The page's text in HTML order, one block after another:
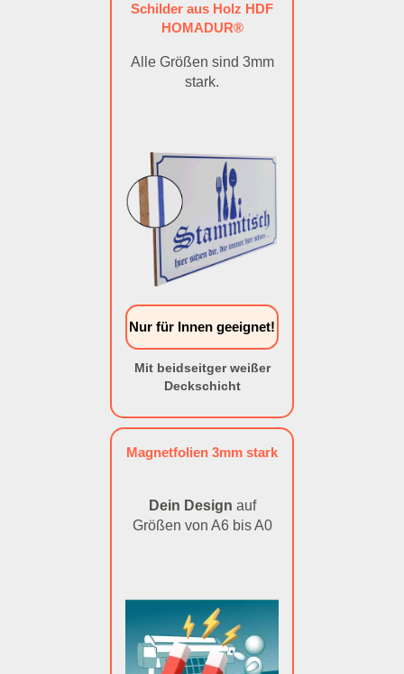
Schilder aus Holz HDF
HOMADUR®
Alle Größen sind 3mm
stark.
Nur für Innen geeignet!
Mit beidseitger weißer
Deckschicht
Magnetfolien 3mm stark
Dein Design auf
Größen von A6 bis A0